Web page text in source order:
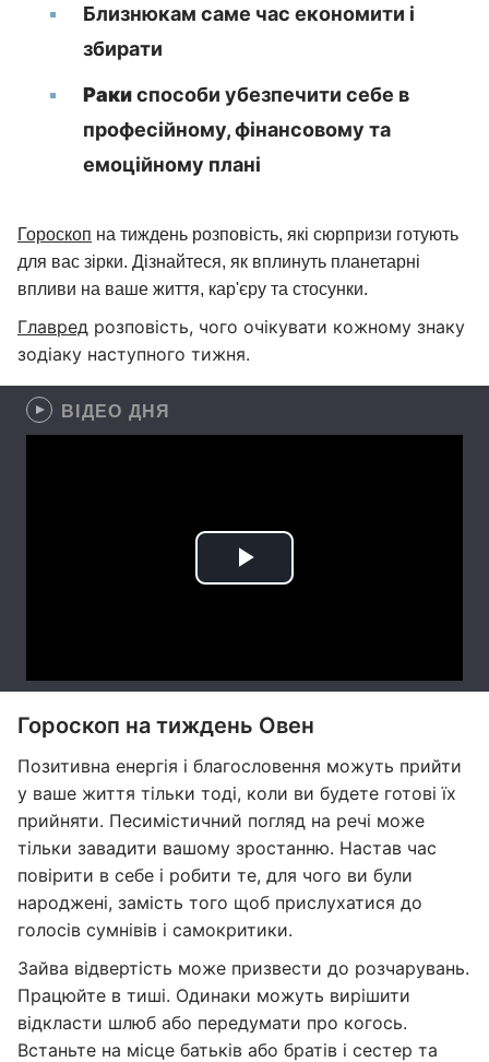
Близнюкам саме час економити і
збирати
Ракиспособи убезпечити себе в
професійному, фінансовому та
емоційному плані
Гороскоп на тиждень розповість, які сюрпризи готують
для вас зірки. Дізнайтеся, як вплинуть планетарні
впливи на ваше життя, кар'єру та стосунки.
Главред розповість, чого очікувати кожному знаку
зодіаку наступного тижня.
ВІДЕО ДНЯ
Гороскоп на тиждень Овен
Позитивна енергія і благословення можуть прийти
у ваше життя тільки тоді, коли ви будете готові їх
прийняти. Песимістичний погляд на речі може
тільки завадити вашому зростанню. Настав час
повірити в себе і робити те, для чого ви були
народжені, замість того щоб прислухатися до
голосів сумнівів і самокритики.
Зайва відвертість може призвести до розчарувань.
Працюйте в тиші. Одинаки можуть вирішити
відкласти шлюб або передумати про когось.
Встаньте на місце батьків або братів і сестер та